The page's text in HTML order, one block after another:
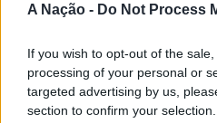
A Nação - Do Not Process
If you wish to opt-out of the
processing of your personal or
targeted advertising by us,
section to confirm your
ARTIGOS
Covilhã: Especialista aponta